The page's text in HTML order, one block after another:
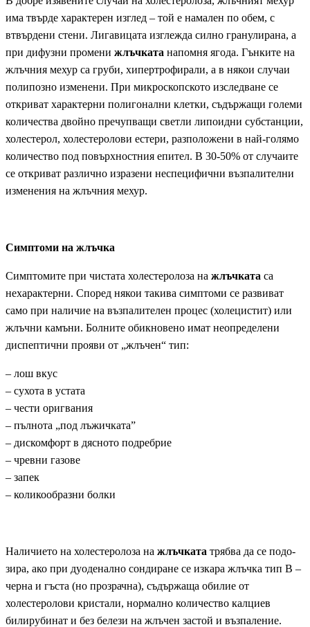
има твърде характерен изглед – той е намален по обем, с
втвърдени стени. Лигавицата изглежда силно гранулирана, а
при дифузни промени жлъчката напомня ягода. Гънките на
жлъчния мехур са гру­би, хипертрофирали, а в някои случаи
полипозно изменени. При микроскопското изследване се
откриват характерни полигонални клетки, съдържащи големи
количества двойно пречуп­ващи светли липоидни субстанции,
холестерол, холестеролови естери, разположени в най-голямо
количество под повърхностния епител. В 30-50% от случаите
се откриват различно изразени неспецифични възпалителни
изменения на жлъчния мехур.
Симптоми на жлъчка
Симптомите при чистата холестеролоза на жлъчката са
нехарактерни. Според някои такива симптоми се развиват
само при наличие на възпалителен процес (холецистит) или
жлъчни камъни. Болните обикновено имат неопре­делени
диспептични прояви от „жлъчен“ тип:
– лош вкус
– су­хота в устата
– чести оригвания
– пълнота „под лъжичката”
– дискомфорт в дясното подребрие
– чревни газове
– запек
– коликообразни болки
Наличието на холестеролоза на жлъчката трябва да се подо­
зира, ако при дуоденално сондиране се изкара жлъчка тип В –
черна и гъста (но прозрачна), съдържаща обилие от
холестеролови кристали, нормално количество калциев
билирубинат и без белези на жлъчен застой и възпаление.